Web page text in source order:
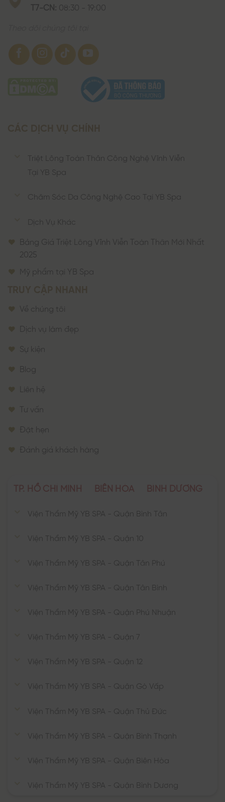
T7-CN: 08:30 - 19:00
Triệt Lông Toàn Thân Công Nghệ Vĩnh Viễn
Tại YB Spa
Chăm Sóc Da Công Nghệ Cao Tại YB Spa
Dịch Vụ Khác
Bảng Giá Triệt Lông Vĩnh Viễn Toàn Thân Mới Nhất
2025
Mỹ phẩm tại YB Spa
Về chúng tôi
Dịch vụ làm đẹp
Sự kiện
Blog
Liên hệ
Tư vấn
Đặt hẹn
Đánh giá khách hàng
TP. HỒ CHÍ MINH BIÊN HÒA BÌNH DƯƠNG
Viện Thẩm Mỹ YB SPA - Quận Bình Tân
Viện Thẩm Mỹ YB SPA - Quận 10
Viện Thẩm Mỹ YB SPA - Quận Tân Phú
Viện Thẩm Mỹ YB SPA - Quận Tân Bình
Viện Thẩm Mỹ YB SPA - Quận Phú Nhuận
Viện Thẩm Mỹ YB SPA - Quận 7
Viện Thẩm Mỹ YB SPA - Quận 12
Viện Thẩm Mỹ YB SPA - Quận Gò Vấp
Viện Thẩm Mỹ YB SPA - Quận Thủ Đức
Viện Thẩm Mỹ YB SPA - Quận Bình Thạnh
Viện Thẩm Mỹ YB SPA - Quận Biên Hòa
Viện Thẩm Mỹ YB SPA - Quận Bình Dương